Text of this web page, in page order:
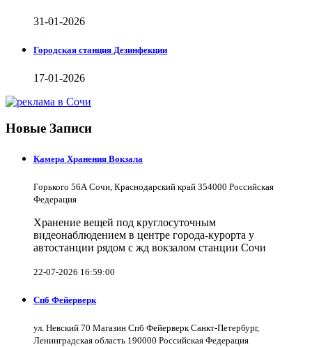
31-01-2026
Городская станция Дезинфекции
17-01-2026
Новые Записи
Камера Хранения Вокзала
Горького 56А Сочи, Краснодарский край 354000 Российская
Федерация
Хранение вещей под круглосуточным
видеонаблюдением в центре города-курорта у
автостанции рядом с жд вокзалом станции Сочи
22-07-2026 16:59:00
Спб Фейерверк
ул. Невский 70 Магазин Спб Фейерверк Санкт-Петербург,
Ленинградская область 190000 Российская Федерация